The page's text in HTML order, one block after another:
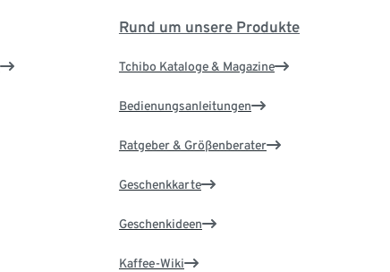
Rund um unsere Produkte
Tchibo Kataloge & Magazine
Bedienungsanleitungen
Ratgeber & Größenberater
Geschenkkarte
Geschenkideen
Kaffee-Wiki